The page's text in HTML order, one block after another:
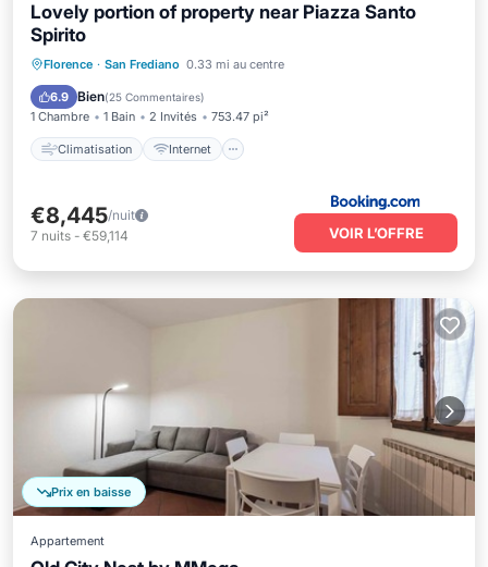
Lovely portion of property near Piazza Santo
Spirito
Florence · San Frediano 0.33 mi au centre
6.9 Bien(25 Commentaires)
1 Chambre 1 Bain 2 Invités 753.47 pi²
Climatisation Internet
Climatisation
Internet
Adapté aux enfants
€8,445/nuit
7 nuits - €59,114 VOIR L’OFFRE
Prix en baisse
Appartement